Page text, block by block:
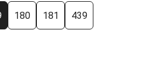
180 181 439